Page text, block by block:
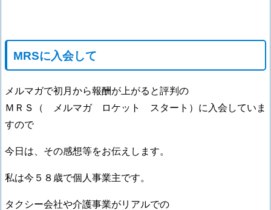
MRSに入会して
メルマガで初月から報酬が上がると評判の
ＭＲＳ（ メルマガ ロケット スタート）に入会していま
すので
今日は、その感想等をお伝えします。
私は今５８歳で個人事業主です。
タクシー会社や介護事業がリアルでの